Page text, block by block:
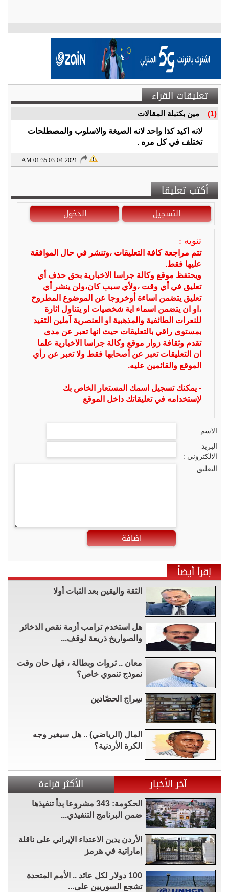
تعليقات القراء
(1)
مين بكتبلة المقالات
لانه اكيد كذا واحد لانه الصيغة والاسلوب والمصطلحات
تختلف في كل مره .
03-04-2021 01:35 AM
أكتب تعليقا
التسجيل الدخول
تنويه :
تتم مراجعة كافة التعليقات ،وتنشر في حال الموافقة
عليها فقط.
ويحتفظ موقع وكالة جراسا الاخبارية بحق حذف أي
تعليق في أي وقت ،ولأي سبب كان،ولن ينشر أي
تعليق يتضمن اساءة أوخروجا عن الموضوع المطروح
،او ان يتضمن اسماء اية شخصيات او يتناول اثارة
للنعرات الطائفية والمذهبية او العنصرية آملين التقيد
بمستوى راقي بالتعليقات حيث انها تعبر عن مدى
تقدم وثقافة زوار موقع وكالة جراسا الاخبارية علما
ان التعليقات تعبر عن أصحابها فقط ولا تعبر عن رأي
الموقع والقائمين عليه.
- يمكنك تسجيل اسمك المستعار الخاص بك
لإستخدامه في تعليقاتك داخل الموقع
الاسم :
البريد
الالكتروني :
التعليق :
اضافة
إقرأ أيضاً
الثقة واليقين بعد الثبات أولا
هل استخدم ترامب أزمة نقص الذخائر
والصواريخ ذريعة لوقف...
معان .. ثروات وبطالة ، فهل حان وقت
نموذج تنموي خاص؟
سِراج الحصّادين
المال (الرياضي) .. هل سيغير وجه
الكرة الأردنية؟
آخر الأخبار الأكثر قراءة
الحكومة: 343 مشروعا بدأ تنفيذها
ضمن البرنامج التنفيذي...
الأردن يدين الاعتداء الإيراني على ناقلة
إماراتية في هرمز
100 دولار لكل عائد .. الأمم المتحدة
تشجع السوريين على...